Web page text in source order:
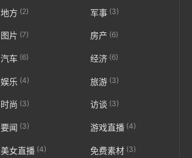
地方 (2) 军事 (3)
图片 (7) 房产 (6)
汽车 (6) 经济(6)
娱乐 (4) 旅游(3)
时尚 (3) 访谈 (3)
要闻 (3) 游戏直播(4)
美女直播 (4) 免费素材(3)